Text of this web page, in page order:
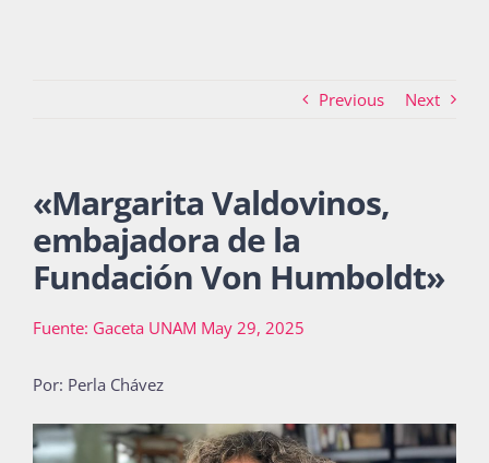
La Boletina
Blog
Recursos
Previous Next
«Margarita Valdovinos,
embajadora de la
Fundación Von Humboldt»
Fuente: Gaceta UNAM May 29, 2025
Por: Perla Chávez